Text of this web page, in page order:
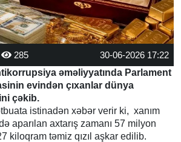
285
30-06-2026 17:22
əməliyyatında Parlament
evindən çıxanlar dünya
çəkib.
istinadən xəbər verir ki, xanım
aparılan axtarış zamanı 57 milyon
kiloqram təmiz qızıl aşkar edilib.